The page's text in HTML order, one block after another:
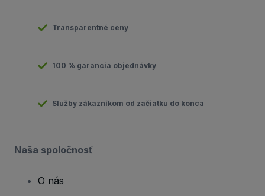
Transparentné ceny
100 % garancia objednávky
Služby zákazníkom od začiatku do konca
Naša spoločnosť
O nás